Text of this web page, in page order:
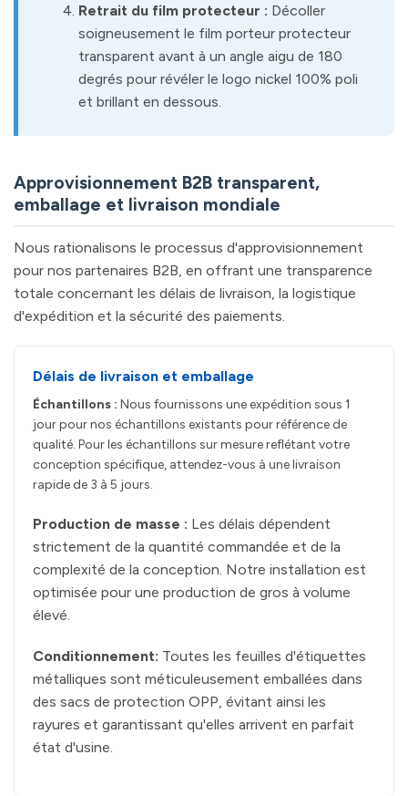
Retrait du film protecteur : Décoller
soigneusement le film porteur protecteur
transparent avant à un angle aigu de 180
degrés pour révéler le logo nickel 100% poli
et brillant en dessous.
Approvisionnement B2B transparent,
emballage et livraison mondiale
Nous rationalisons le processus d'approvisionnement
pour nos partenaires B2B, en offrant une transparence
totale concernant les délais de livraison, la logistique
d'expédition et la sécurité des paiements.
Délais de livraison et emballage
Échantillons : Nous fournissons une expédition sous 1
jour pour nos échantillons existants pour référence de
qualité. Pour les échantillons sur mesure reflétant votre
conception spécifique, attendez-vous à une livraison
rapide de 3 à 5 jours.
Production de masse : Les délais dépendent
strictement de la quantité commandée et de la
complexité de la conception. Notre installation est
optimisée pour une production de gros à volume
élevé.
Conditionnement: Toutes les feuilles d'étiquettes
métalliques sont méticuleusement emballées dans
des sacs de protection OPP, évitant ainsi les
rayures et garantissant qu'elles arrivent en parfait
état d'usine.